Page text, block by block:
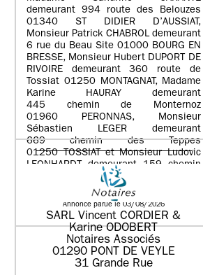
demeurant 994 route des Belouzes
01340 ST DIDIER D’AUSSIAT,
Monsieur Patrick CHABROL demeurant
6 rue du Beau Site 01000 BOURG EN
BRESSE, Monsieur Hubert DUPORT DE
RIVOIRE demeurant 360 route de
Tossiat 01250 MONTAGNAT, Madame
Karine HAURAY demeurant
445 chemin de Monternoz
01960 PERONNAS, Monsieur
Sébastien LEGER demeurant
669 chemin des Teppes
01250 TOSSIAT et Monsieur Ludovic
LEONHARDT demeurant 159 chemin
de Bret 01340 ATTIGNAT
Annonce parue le 03/08/2026
SARL Vincent CORDIER &
Karine ODOBERT
Notaires Associés
01290 PONT DE VEYLE
31 Grande Rue